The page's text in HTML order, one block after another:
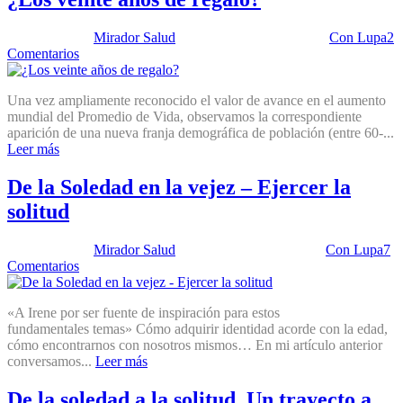
Mirador Salud Con Lupa2
Comentarios
Una vez ampliamente reconocido el valor de avance en el aumento
mundial del Promedio de Vida, observamos la correspondiente
aparición de una nueva franja demográfica de población (entre 60-...
Leer más
De la Soledad en la vejez – Ejercer la
solitud
Mirador Salud Con Lupa7
Comentarios
«A Irene por ser fuente de inspiración para estos
fundamentales temas» Cómo adquirir identidad acorde con la edad,
cómo encontrarnos con nosotros mismos… En mi artículo anterior
conversamos... Leer más